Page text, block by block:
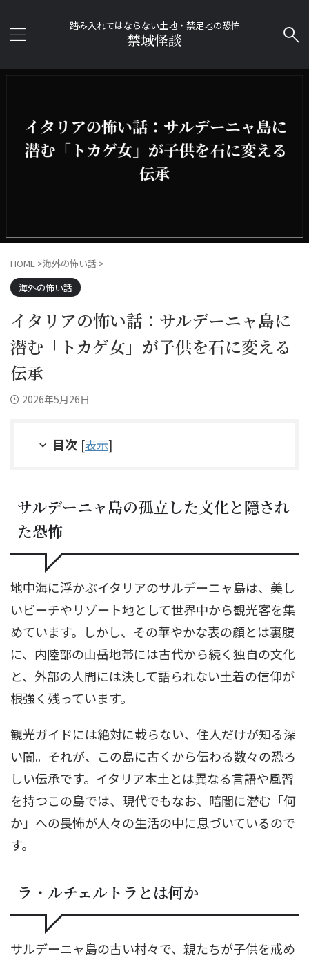
踏み入れてはならない土地・禁足地の恐怖
禁域怪談
HOME >海外の怖い話 >
海外の怖い話
イタリアの怖い話：サルデーニャ島に
潜む「トカゲ女」が子供を石に変える
伝承
2026年5月26日
目次 [表示]
サルデーニャ島の孤立した文化と隠され
た恐怖
地中海に浮かぶイタリアのサルデーニャ島は、美し
いビーチやリゾート地として世界中から観光客を集
めています。しかし、その華やかな表の顔とは裏腹
に、内陸部の山岳地帯には古代から続く独自の文化
と、外部の人間には決して語られない土着の信仰が
根強く残っています。
観光ガイドには絶対に載らない、住人だけが知る深
い闇。それが、この島に古くから伝わる数々の恐ろ
しい伝承です。イタリア本土とは異なる言語や風習
を持つこの島では、現代でもなお、暗闇に潜む「何
か」への畏怖が人々の生活の中に息づいているので
す。
ラ・ルチェルトラとは何か
サルデーニャ島の古い村々で、親たちが子供を戒め